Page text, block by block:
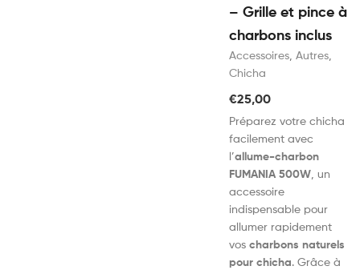
– Grille et pince à
charbons inclus
Accessoires Autres
Chicha
€25,00
Préparez votre chicha
facilement avec
l’allume-charbon
FUMANIA 500W , un
accessoire
indispensable pour
allumer rapidement
vos charbons naturels
pour chicha. Grâce à